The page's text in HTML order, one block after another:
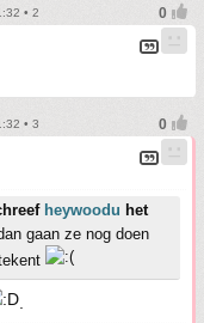
• 2
• 3
heywoodu het
gaan ze nog doen